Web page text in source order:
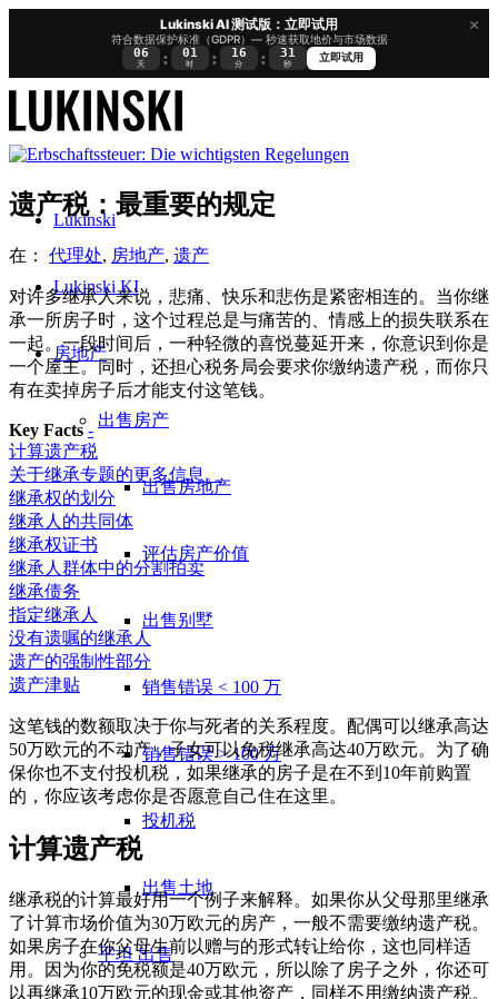
×
Lukinski AI 测试版：立即试用
符合数据保护标准（GDPR）— 秒速获取地价与市场数据
06
天 : 01
时 : 16
分 : 30
秒
立即试用
Lukinski
Lukinski KI
房地产
出售房产
出售房地产
评估房产价值
出售别墅
销售错误 < 100 万
销售错误 > 100 万
投机税
出售土地
平坦出售
遗产税：最重要的规定
在： 代理处, 房地产, 遗产
对许多继承人来说，悲痛、快乐和悲伤是紧密相连的。当你继
承一所房子时，这个过程总是与痛苦的、情感上的损失联系在
一起。一段时间后，一种轻微的喜悦蔓延开来，你意识到你是
一个屋主。同时，还担心税务局会要求你缴纳遗产税，而你只
有在卖掉房子后才能支付这笔钱。
Key Facts -
计算遗产税
关于继承专题的更多信息。
继承权的划分
继承人的共同体
继承权证书
继承人群体中的分割拍卖
继承债务
指定继承人
没有遗嘱的继承人
遗产的强制性部分
遗产津贴
这笔钱的数额取决于你与死者的关系程度。配偶可以继承高达
50万欧元的不动产，子女可以免税继承高达40万欧元。为了确
保你也不支付投机税，如果继承的房子是在不到10年前购置
的，你应该考虑你是否愿意自己住在这里。
计算遗产税
继承税的计算最好用一个例子来解释。如果你从父母那里继承
了计算市场价值为30万欧元的房产，一般不需要缴纳遗产税。
如果房子在你父母生前以赠与的形式转让给你，这也同样适
用。因为你的免税额是40万欧元，所以除了房子之外，你还可
以再继承10万欧元的现金或其他资产，同样不用缴纳遗产税。